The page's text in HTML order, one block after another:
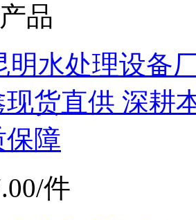
品
/件